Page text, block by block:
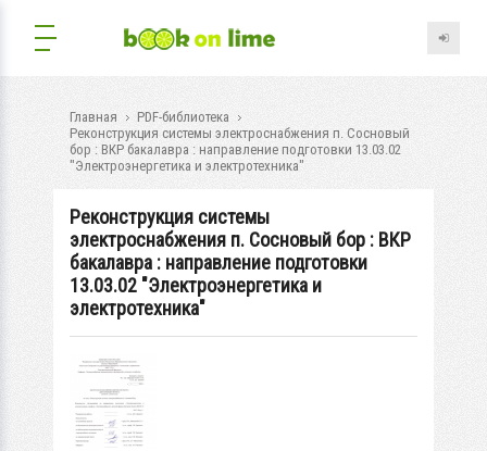
Главная
PDF-библиотека
Реконструкция системы электроснабжения п. Сосновый
бор : ВКР бакалавра : направление подготовки 13.03.02
"Электроэнергетика и электротехника"
Реконструкция системы
электроснабжения п. Сосновый бор : ВКР
бакалавра : направление подготовки
13.03.02 "Электроэнергетика и
электротехника"